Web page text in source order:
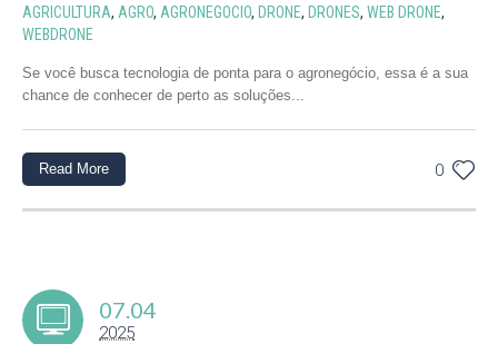
AGRICULTURA, AGRO, AGRONEGOCIO, DRONE, DRONES, WEB DRONE,
WEBDRONE
Se você busca tecnologia de ponta para o agronegócio, essa é a sua
chance de conhecer de perto as soluções...
0
Read More
07.04
2025